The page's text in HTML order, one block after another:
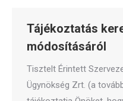
Tájékoztatás
módosításáról
Tisztelt Érintett
Ügynökség Zrt. (a